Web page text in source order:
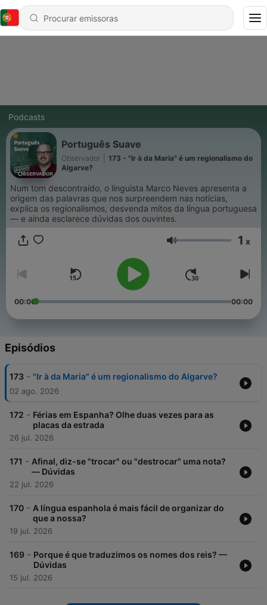
Podcasts
Português Suave
Observador
173 - "Ir à da Maria" é um regionalismo do
Algarve?
Num tom descontraído, o linguista Marco Neves apresenta a
origem das palavras que nos surpreendem nas notícias,
explica os regionalismos, desvenda mitos da língua portuguesa
— e ainda esclarece dúvidas dos ouvintes.
Volume 1 x
00:00 00:00
Episódios
173 - "Ir à da Maria" é um regionalismo do Algarve?
02 ago. 2026
172 - Férias em Espanha? Olhe duas vezes para as
placas da estrada
26 jul. 2026
171 - Afinal, diz-se "trocar" ou "destrocar" uma nota?
— Dúvidas
22 jul. 2026
170 - A língua espanhola é mais fácil de organizar do
que a nossa?
19 jul. 2026
169 - Porque é que traduzimos os nomes dos reis? —
Dúvidas
15 jul. 2026